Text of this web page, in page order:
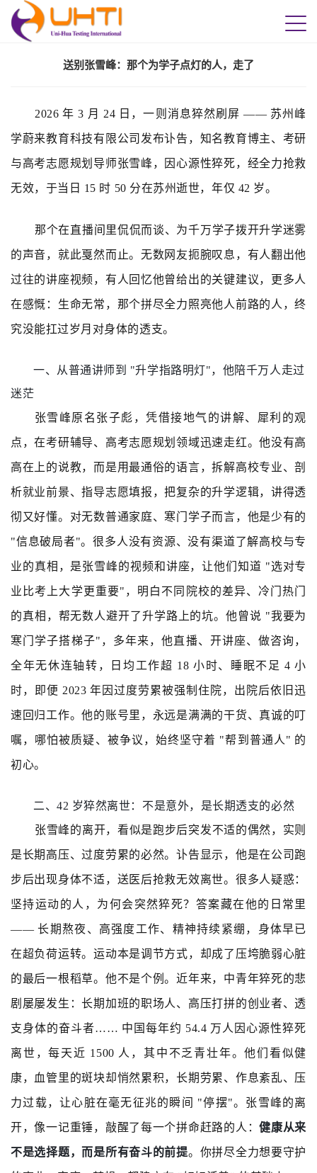
送别张雪峰：那个为学子点灯的人，走了
2026 年 3 月 24 日，一则消息猝然刷屏 —— 苏州峰
学蔚来教育科技有限公司发布讣告，知名教育博主、考研
与高考志愿规划导师张雪峰，因心源性猝死，经全力抢救
无效，于当日 15 时 50 分在苏州逝世，年仅 42 岁。
那个在直播间里侃侃而谈、为千万学子拨开升学迷雾
的声音，就此戛然而止。无数网友扼腕叹息，有人翻出他
过往的讲座视频，有人回忆他曾给出的关键建议，更多人
在感慨：生命无常，那个拼尽全力照亮他人前路的人，终
究没能扛过岁月对身体的透支。
一、从普通讲师到 "升学指路明灯"，他陪千万人走过
迷茫
张雪峰原名张子彪，凭借接地气的讲解、犀利的观
点，在考研辅导、高考志愿规划领域迅速走红。他没有高
高在上的说教，而是用最通俗的语言，拆解高校专业、剖
析就业前景、指导志愿填报，把复杂的升学逻辑，讲得透
彻又好懂。对无数普通家庭、寒门学子而言，他是少有的
"信息破局者"。很多人没有资源、没有渠道了解高校与专
业的真相，是张雪峰的视频和讲座，让他们知道 "选对专
业比考上大学更重要"，明白不同院校的差异、冷门热门
的真相，帮无数人避开了升学路上的坑。他曾说 "我要为
寒门学子搭梯子"，多年来，他直播、开讲座、做咨询，
全年无休连轴转，日均工作超 18 小时、睡眠不足 4 小
时，即便 2023 年因过度劳累被强制住院，出院后依旧迅
速回归工作。他的账号里，永远是满满的干货、真诚的叮
嘱，哪怕被质疑、被争议，始终坚守着 "帮到普通人" 的
初心。
二、42 岁猝然离世：不是意外，是长期透支的必然
张雪峰的离开，看似是跑步后突发不适的偶然，实则
是长期高压、过度劳累的必然。讣告显示，他是在公司跑
步后出现身体不适，送医后抢救无效离世。很多人疑惑：
坚持运动的人，为何会突然猝死？答案藏在他的日常里
—— 长期熬夜、高强度工作、精神持续紧绷，身体早已
在超负荷运转。运动本是调节方式，却成了压垮脆弱心脏
的最后一根稻草。他不是个例。近年来，中青年猝死的悲
剧屡屡发生：长期加班的职场人、高压打拼的创业者、透
支身体的奋斗者…… 中国每年约 54.4 万人因心源性猝死
离世，每天近 1500 人，其中不乏青壮年。他们看似健
康，血管里的斑块却悄然累积，长期劳累、作息紊乱、压
力过载，让心脏在毫无征兆的瞬间 "停摆"。张雪峰的离
开，像一记重锤，敲醒了每一个拼命赶路的人：健康从来
不是选择题，而是所有奋斗的前提。你拼尽全力想要守护